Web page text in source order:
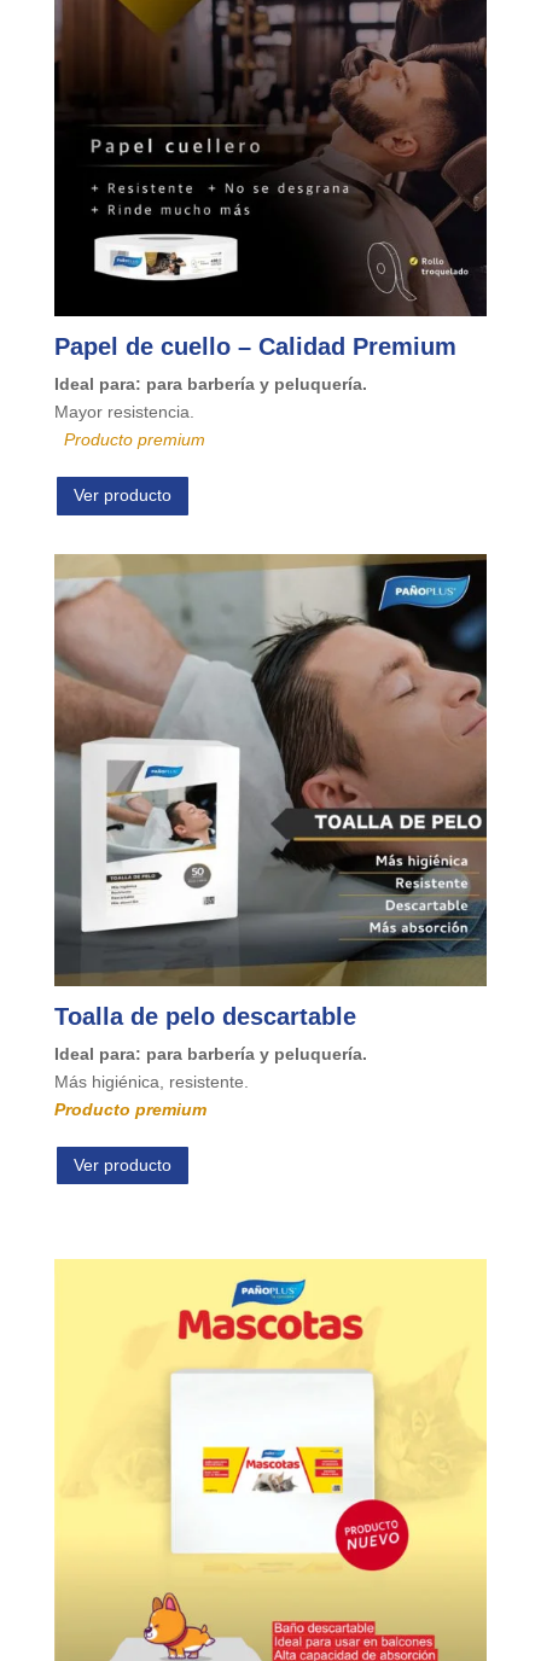
Papel de cuello – Calidad Premium
Ideal para: para barbería y peluquería.
Mayor resistencia.
Producto premium
Ver producto
Toalla de pelo descartable
Ideal para: para barbería y peluquería.
Más higiénica, resistente.
Producto premium
Ver producto